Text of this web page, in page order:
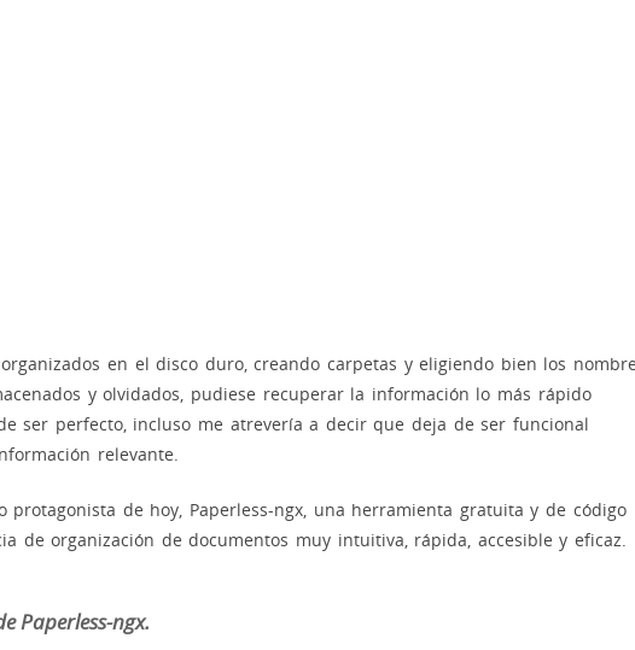
en el disco duro, creando carpetas y eligiendo bien los
y olvidados, pudiese recuperar la información lo más rápido
ser perfecto, incluso me atrevería a decir que deja de ser funcional
relevante.
de hoy, Paperless-ngx, una herramienta gratuita y de código
de organización de documentos muy intuitiva, rápida, accesible y eficaz.
Paperless-ngx.